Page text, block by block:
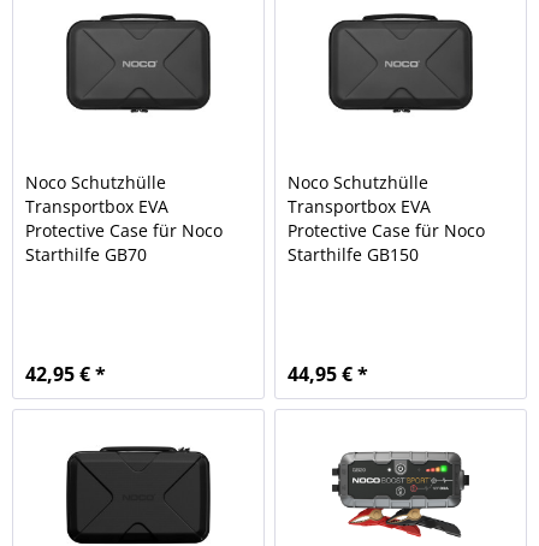
Noco Schutzhülle
Transportbox EVA
Protective Case für Noco
Starthilfe GB70
42,95 € *
Noco Schutzhülle
Transportbox EVA
Protective Case für Noco
Starthilfe GB150
44,95 € *